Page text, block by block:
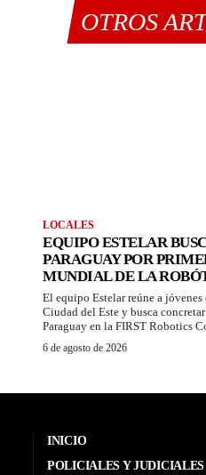
OTROS
LOCALES
EQUIPO ESTELAR
PARAGUAY POR
MUNDIAL DE LA
El equipo Estelar reúne a
Ciudad del Este y busca
Paraguay en la FIRST Robotics
6 de agosto de 2026
INICIO
POLICIALES Y JUDICIALES